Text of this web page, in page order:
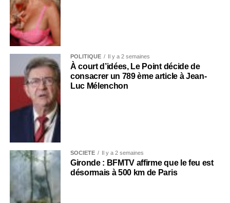
POLITIQUE Il y a 2 semaines
À court d’idées, Le Point décide de
consacrer un 789 ème article à Jean-
Luc Mélenchon
SOCIÉTÉ Il y a 2 semaines
Gironde : BFMTV affirme que le feu est
désormais à 500 km de Paris